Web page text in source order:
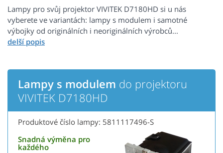
Lampy pro svůj projektor VIVITEK D7180HD si u nás
vyberete ve variantách: lampy s modulem i samotné
výbojky od originálních i neoriginálních výrobců...
Lampy s modulem do projektoru
VIVITEK D7180HD
Produktové číslo lampy: 5811117496-S
Snadná výměna pro
každého